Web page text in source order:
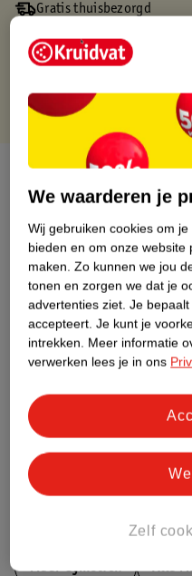
Gratis thuisbezorgd
Gratis punten met je
Over dit product
Etiketinformatie
Nature Impact Score
Dit
Impact
Bestel &
MeerGymstick Alle
We waarderen je
Wij gebruiken cookies om
bieden en om onze website
maken. Zo kunnen we jou
tonen en zorgen we dat je
advertenties ziet. Je
accepteert. Je kunt je
intrekken. Meer informatie
verwerken lees je in ons
Zelf